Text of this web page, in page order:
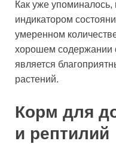
Как уже
индикатором
умеренном
хорошем содержании
является
растений.
Корм для
и рептилий